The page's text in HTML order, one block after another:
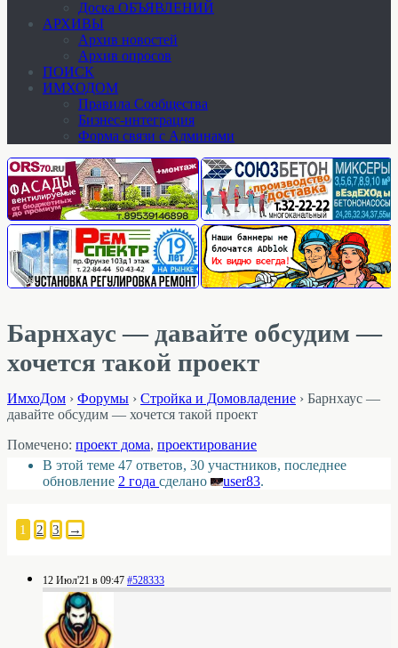
Доска ОБЪЯВЛЕНИЙ
АРХИВЫ
Архив новостей
Архив опросов
ПОИСК
ИМХОДОМ
Правила Сообщества
Бизнес-интеграция
Форма связи с Админами
Барнхаус — давайте обсудим —
хочется такой проект
ИмхоДом › Форумы › Стройка и Домовладение › Барнхаус —
давайте обсудим — хочется такой проект
Помечено: проект дома, проектирование
В этой теме 47 ответов, 30 участников, последнее
обновление 2 года сделано user83.
1 2 3 →
12 Июл'21 в 09:47 #528333